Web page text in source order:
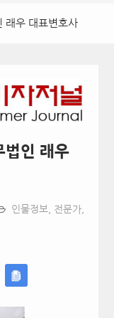
래우 대표변호사
법인 래우
인물정보, 전문가,